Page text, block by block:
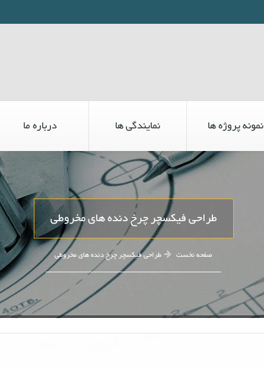
نمونه پروژه ها نمایندگی ها درباره ما
طراحی فیکسچر چرخ دنده های مخروطی
صفحه نخست طراحی فیکسچر چرخ دنده های مخروطی